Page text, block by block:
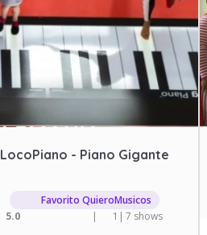
LocoPiano - Piano Gigante
Favorito QuieroMusicos
5.0
| 1 | 7 shows